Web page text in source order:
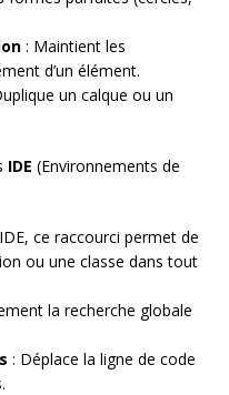
: Maintient les
d’un élément.
un calque ou un
IDE (Environnements de
ce raccourci permet de
ou une classe dans tout
la recherche globale
: Déplace la ligne de code